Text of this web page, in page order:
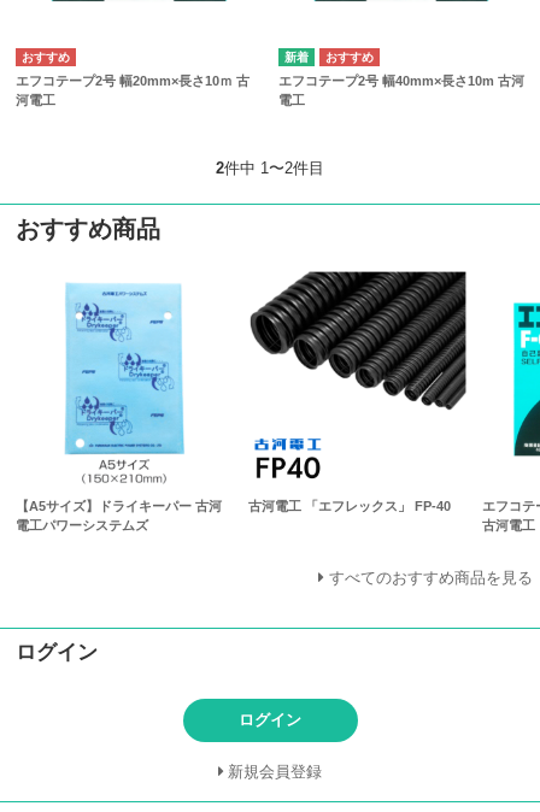
エフコテープ2号 幅20mm×長さ10ｍ 古
河電工
エフコテープ2号 幅40mm×長さ10m 古河
電工
2件中 1〜2件目
おすすめ商品
【A5サイズ】ドライキーパー 古河
電工パワーシステムズ
古河電工 「エフレックス」 FP-40
エフコテ
古河電工
すべてのおすすめ商品を見る
ログイン
ログイン
新規会員登録